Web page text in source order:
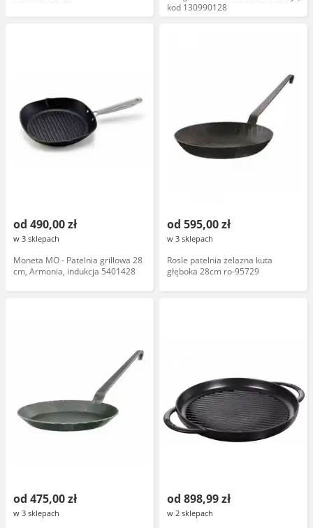
kod 130990128
od 490,00 zł
w 3 sklepach
Moneta MO - Patelnia grillowa 28
cm, Armonia, indukcja 5401428
od 595,00 zł
w 3 sklepach
Rosle patelnia żelazna kuta
głęboka 28cm ro-95729
od 475,00 zł
w 3 sklepach
od 898,99 zł
w 2 sklepach